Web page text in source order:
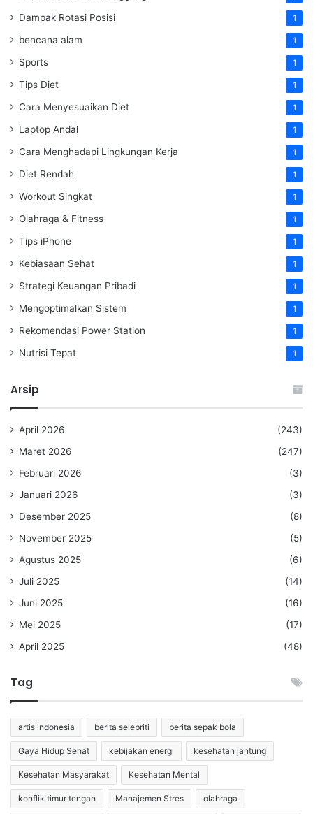
Dampak Rotasi Posisi 1
bencana alam 1
Sports 1
Tips Diet 1
Cara Menyesuaikan Diet 1
Laptop Andal 1
Cara Menghadapi Lingkungan Kerja 1
Diet Rendah 1
Workout Singkat 1
Olahraga & Fitness 1
Tips iPhone 1
Kebiasaan Sehat 1
Strategi Keuangan Pribadi 1
Mengoptimalkan Sistem 1
Rekomendasi Power Station 1
Nutrisi Tepat 1
Arsip
April 2026
(243)
Maret 2026
(247)
Februari 2026
(3)
Januari 2026
(3)
Desember 2025
(8)
November 2025
(5)
Agustus 2025
(6)
Juli 2025
(14)
Juni 2025
(16)
Mei 2025
(17)
April 2025
(48)
Tag
artis indonesia berita selebriti berita sepak bola
Gaya Hidup Sehat kebijakan energi kesehatan jantung
Kesehatan Masyarakat Kesehatan Mental
konflik timur tengah Manajemen Stres olahraga